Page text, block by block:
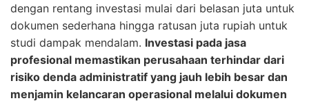
dengan rentang investasi mulai dari belasan juta untuk
dokumen sederhana hingga ratusan juta rupiah untuk
studi dampak mendalam. Investasi pada jasa
profesional memastikan perusahaan terhindar dari
risiko denda administratif yang jauh lebih besar dan
menjamin kelancaran operasional melalui dokumen